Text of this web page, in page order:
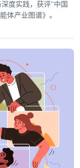
度实践，获评"中国
体产业图谱》。